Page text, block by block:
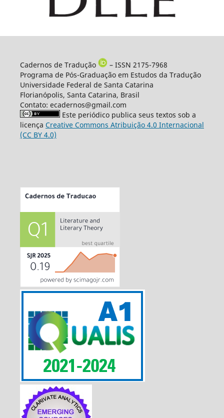
Cadernos de Tradução
– ISSN 2175-7968
Programa de Pós-Graduação em Estudos da Tradução
Universidade Federal de Santa Catarina
Florianópolis, Santa Catarina, Brasil
Contato: ecadernos@gmail.com
Este periódico publica seus textos sob a
licença Creative Commons Atribuição 4.0 Internacional
(CC BY 4.0)